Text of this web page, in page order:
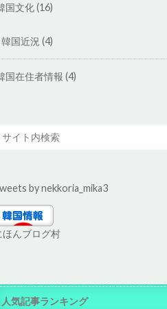
国文化(16)
韓国近況 (4)
国在住者情報(4)
by nekkoria_mika3
ほんブログ村
人気記事ランキング